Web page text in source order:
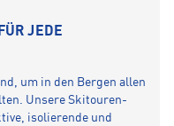
JEDE
um in den Bergen allen
Unsere Skitouren-
isolierende und